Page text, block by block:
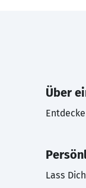
Über
Lass